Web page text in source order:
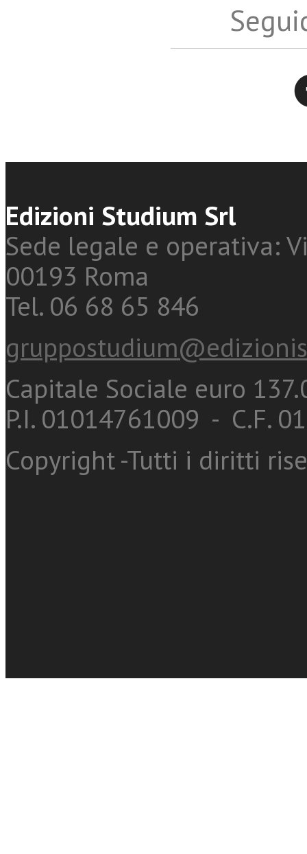
Edizioni Studium Srl
Sede legale e operativa:
00193 Roma
Tel. 06 68 65 846
Capitale Sociale euro
P.I. 01014761009 - C.F.
Copyright -Tutti i diritti